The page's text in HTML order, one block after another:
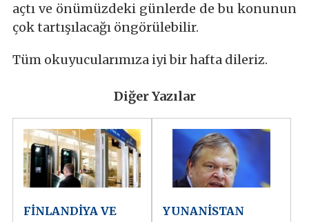
açtı ve önümüzdeki günlerde de bu konunun
çok tartışılacağı öngörülebilir.
Tüm okuyucularımıza iyi bir hafta dileriz.
Diğer Yazılar
FİNLANDİYA VE
YUNANİSTAN